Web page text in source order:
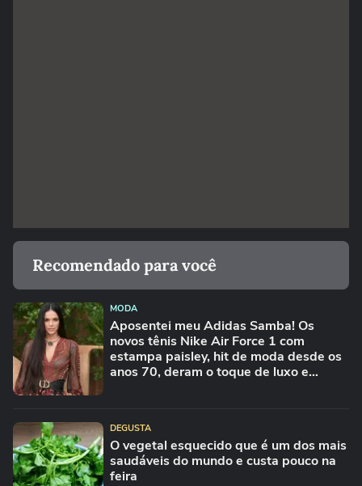
Recomendado para você
MODA
Aposentei meu Adidas Samba! Os
novos tênis Nike Air Force 1 com
estampa paisley, hit de moda desde os
anos 70, deram o toque de luxo e
DEGUSTA
O vegetal esquecido que é um dos mais
saudáveis do mundo e custa pouco na
feira